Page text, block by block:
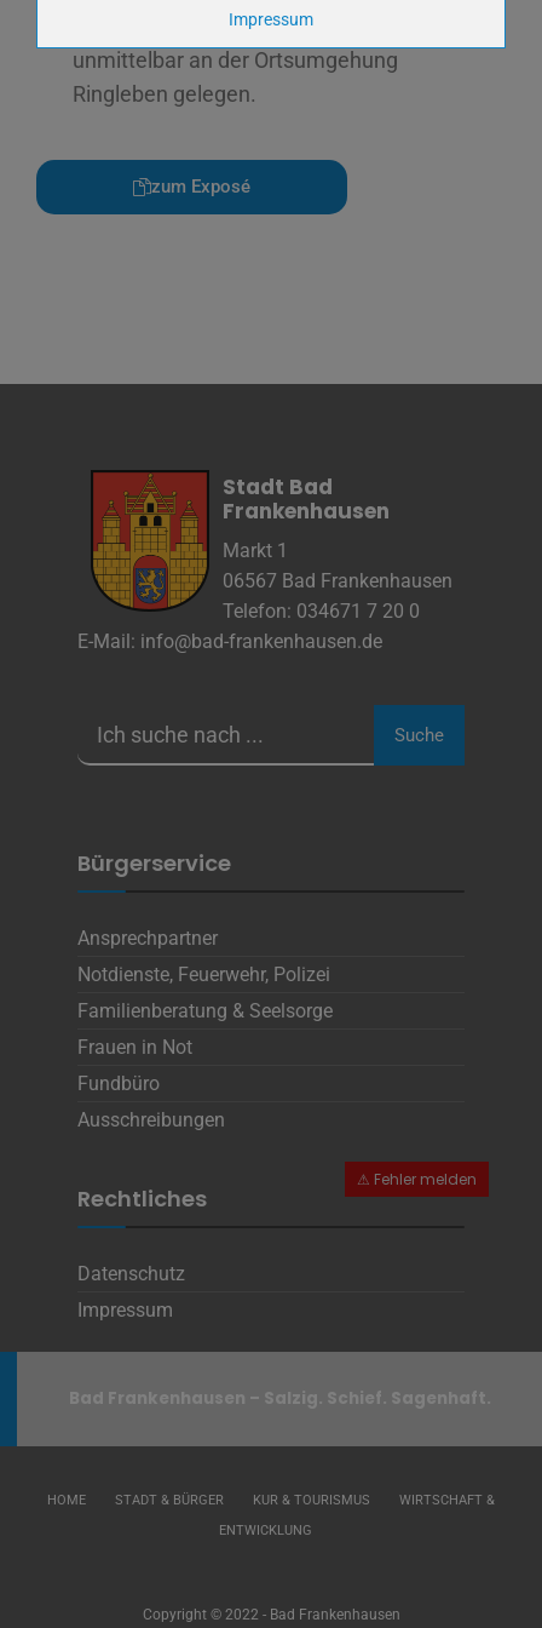
unmittelbar an der Ortsumgehung
Ringleben gelegen.
zum Exposé
Stadt Bad
Frankenhausen
Markt 1
06567 Bad Frankenhausen
Telefon: 034671 7 20 0
E-Mail: info@bad-frankenhausen.de
Suche
Bürgerservice
Ansprechpartner
Notdienste, Feuerwehr, Polizei
Familienberatung & Seelsorge
Frauen in Not
Fundbüro
Ausschreibungen
Rechtliches
Datenschutz
Impressum
Bad Frankenhausen – Salzig. Schief. Sagenhaft.
HOME STADT & BÜRGER KUR & TOURISMUS
WIRTSCHAFT &
ENTWICKLUNG
Copyright © 2022 - Bad Frankenhausen
player-headers-readable,yt-remote-connected-
devices,yt.innertube::nextId,yt-player-bandwidth
Name
Keine
Anbieter
Marketing/Tracking
Cookie Name
Cookie Laufzeit
Zweck
Unbekannt
Infos schließen
Impressum